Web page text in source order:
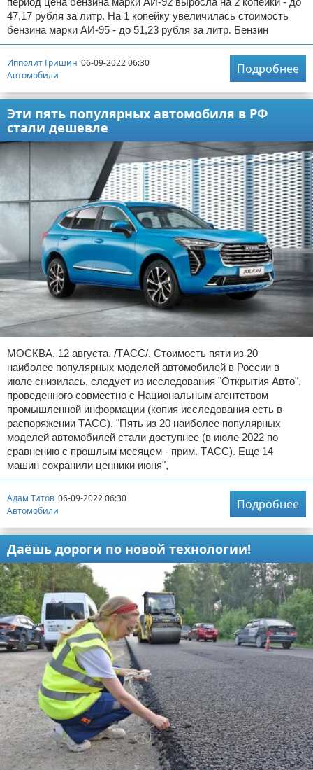
47,17 рубля за литр. На 1 копейку увеличилась стоимость
бензина марки АИ-95 - до 51,23 рубля за литр. Бензин
Ипполит Гришин 06-09-2022 06:30
Автомобили
Подробнее
Эти пять популярных автомобиля в РФ
стали дешевле
МОСКВА, 12 августа. /ТАСС/. Стоимость пяти из 20
наиболее популярных моделей автомобилей в России в
июле снизилась, следует из исследования "Открытия Авто",
проведенного совместно с Национальным агентством
промышленной информации (копия исследования есть в
распоряжении ТАСС). "Пять из 20 наиболее популярных
моделей автомобилей стали доступнее (в июле 2022 по
сравнению с прошлым месяцем - прим. ТАСС). Еще 14
машин сохранили ценники июня",
Адам Титов 06-09-2022 06:30
Автомобили
Подробнее
Даёшь дороги по новой технологии!